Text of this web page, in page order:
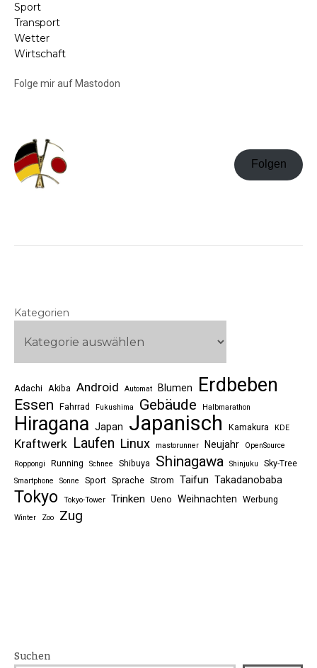
Sport
Transport
Wetter
Wirtschaft
Folge mir auf Mastodon
Folgen
Kategorien
Adachi Akiba Android Automat Blumen Erdbeben
Essen Fahrrad Fukushima Gebäude Halbmarathon
Hiragana Japan Japanisch Kamakura KDE
Kraftwerk Laufen Linux mastorunner Neujahr
OpenSource
Roppongi
Running Schnee Shibuya Shinagawa Shinjuku Sky-Tree
Smartphone Sonne Sport Sprache Strom Taifun Takadanobaba
Tokyo Tokyo-Tower Trinken Ueno Weihnachten Werbung
Winter Zoo Zug
Suchen